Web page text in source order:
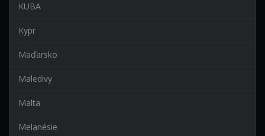
KUBA
Kypr
Maďarsko
Maledivy
Malta
Melanésie